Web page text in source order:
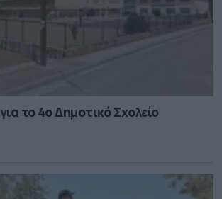
το 4ο Δημοτικό Σχολείο